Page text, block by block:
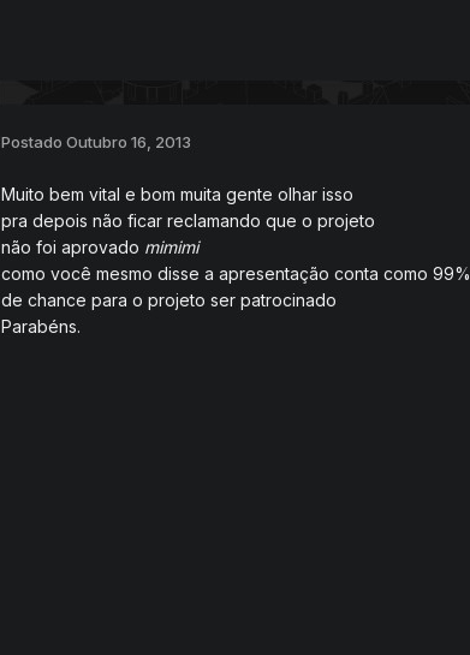
Postado Outubro 16, 2013
Muito bem vital e bom muita gente olhar isso
pra depois não ficar reclamando que o projeto
não foi aprovado mimimi
como você mesmo disse a apresentação conta como 99%
de chance para o projeto ser patrocinado
Parabéns.